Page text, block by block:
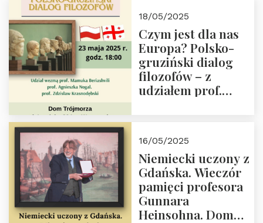
społeczny, członek
Kapituły Nagrody
im. Prezydenta
Lecha
Kaczyńskiego.
Wielki autorytet.
18/05/2025
Czym jest dla nas
Europa? Polsko-
gruziński dialog
filozofów – z
udziałem prof.
Dom Trójmorza 23
maja 2025 r. godz.
18:00.
16/05/2025
Niemiecki uczony z
Gdańska. Wieczór
pamięci profesora
Gunnara
Heinsohna. Dom